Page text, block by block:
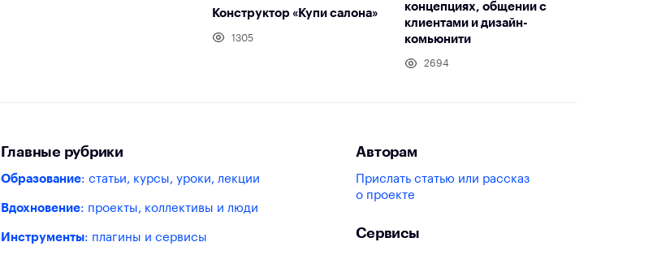
Конструктор «Купи салона»
1305
концепциях, общении с
клиентами и дизайн-
комьюнити
2694
Главные рубрики
Образование: статьи, курсы, уроки, лекции
Вдохновение: проекты, коллективы и люди
Инструменты: плагины и сервисы
Авторам
Прислать статью или рассказ
о проекте
Сервисы